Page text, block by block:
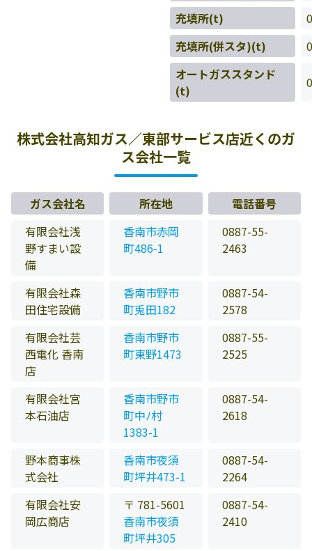
充填所(t)
0
充填所(併スタ)(t)
0
オートガススタンド
(t)
0
株式会社高知ガス／東部サービス店近くのガ
ス会社一覧
ガス会社名 所在地
電話番号
有限会社浅
野すまい設
備
香南市赤岡
町486-1
0887-55-
2463
有限会社森
田住宅設備
香南市野市
町兎田182
0887-54-
2578
有限会社芸
西電化 香南
店
香南市野市
町東野1473
0887-55-
2525
有限会社宮
本石油店
香南市野市
町中ﾉ村
1383-1
0887-54-
2618
野本商事株
式会社
香南市夜須
町坪井473-1
0887-54-
2264
有限会社安
岡広商店
〒 781-5601
香南市夜須
町坪井305
0887-54-
2410